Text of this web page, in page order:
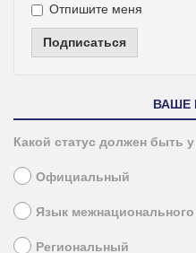
Отпишите меня
Подписаться
ВАШЕ
Какой статус должен быть
Официальный
Язык
Региональный